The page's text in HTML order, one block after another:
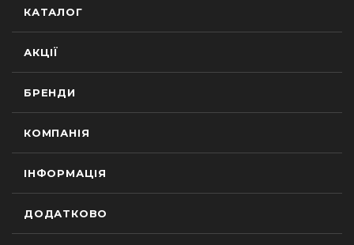
КАТАЛОГ
АКЦІЇ
БРЕНДИ
КОМПАНІЯ
ІНФОРМАЦІЯ
ДОДАТКОВО